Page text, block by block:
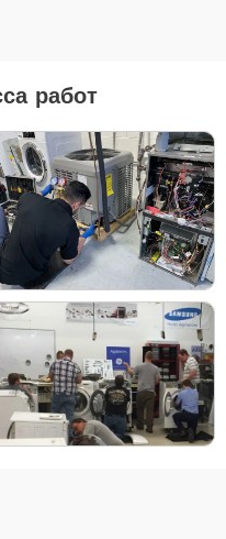
Петербурге включает
неисправностей. Мы
системы
и устраняем сбои в
Samsung SP-LSP9TFAXZT
начинается с бесплатной
причину поломки — будь
Premiere LSP7T или
The Freestyle SP-LSP3BLA.
чтобы
ремонта.
работ